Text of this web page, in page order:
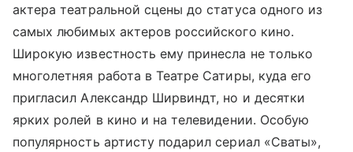
актера театральной сцены до статуса одного из
самых любимых актеров российского кино.
Широкую известность ему принесла не только
многолетняя работа в Театре Сатиры, куда его
пригласил Александр Ширвиндт, но и десятки
ярких ролей в кино и на телевидении. Особую
популярность артисту подарил сериал «Сваты»,